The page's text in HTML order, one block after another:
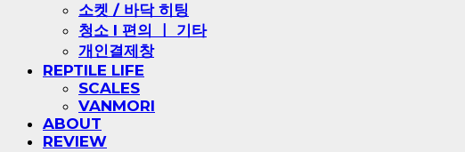
소켓 / 바닥 히팅
청소 l 편의 ㅣ 기타
개인결제창
REPTILE LIFE
SCALES
VANMORI
ABOUT
REVIEW